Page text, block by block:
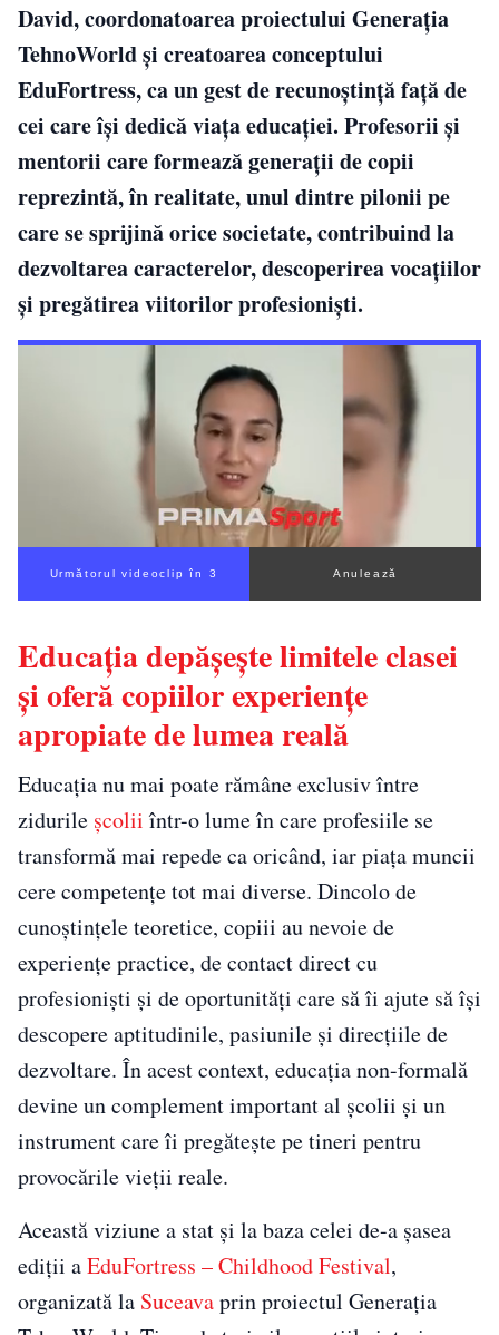
David, coordonatoarea proiectului Generația
TehnoWorld și creatoarea conceptului
EduFortress, ca un gest de recunoștință față de
cei care își dedică viața educației. Profesorii și
mentorii care formează generații de copii
reprezintă, în realitate, unul dintre pilonii pe
care se sprijină orice societate, contribuind la
dezvoltarea caracterelor, descoperirea vocațiilor
și pregătirea viitorilor profesioniști.
Următorul videoclip în 1 Anulează
Educația depășește limitele clasei
și oferă copiilor experiențe
apropiate de lumea reală
Educația nu mai poate rămâne exclusiv între
zidurile școliiîntr-o lume în care profesiile se
transformă mai repede ca oricând, iar piața muncii
cere competențe tot mai diverse. Dincolo de
cunoștințele teoretice, copiii au nevoie de
experiențe practice, de contact direct cu
profesioniști și de oportunități care să îi ajute să își
descopere aptitudinile, pasiunile și direcțiile de
dezvoltare. În acest context, educația non-formală
devine un complement important al școlii și un
instrument care îi pregătește pe tineri pentru
provocările vieții reale.
Această viziune a stat și la baza celei de-a șasea
ediții aEduFortress – Childhood Festival,
organizată la Suceavaprin proiectul Generația